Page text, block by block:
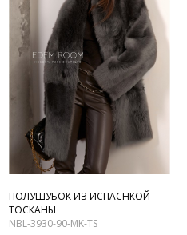
ПОЛУШУБОК ИЗ ИСПАСНКОЙ
ТОСКАНЫ
NBL-3930-90-MK-TS